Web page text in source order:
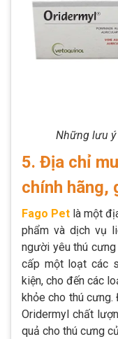
Những lưu
5. Địa chỉ
chính hãng,
Fago Pet là một
phẩm và dịch vụ
người yêu thú
cấp một loạt các
kiện, cho đến các
khỏe cho thú
Oridermyl chất
quả cho thú cưng